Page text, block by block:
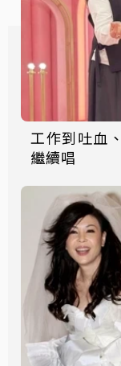
工作到吐血
繼續唱